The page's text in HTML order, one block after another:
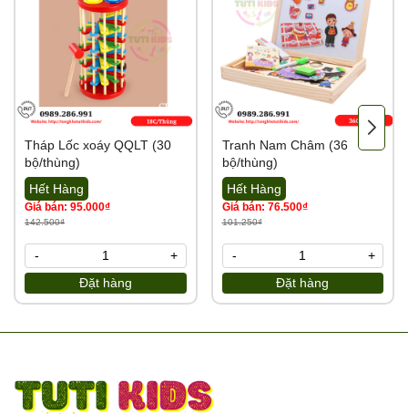
Tháp Lốc xoáy QQLT (30
bộ/thùng)
Hết Hàng
Giá bán: 95.000₫
142.500₫
Đặt hàng
- +
Tranh Nam Châm (36
bộ/thùng)
Hết Hàng
Giá bán: 76.500₫
101.250₫
Đặt hàng
- +